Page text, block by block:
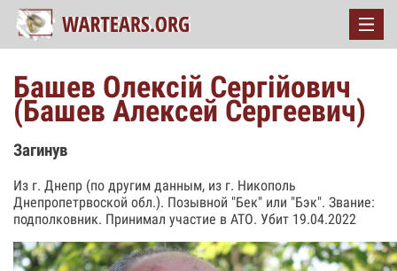
Башев Олексій Сергійович
(Башев Алексей Сергеевич)
Загинув
Из г. Днепр (по другим данным, из г. Никополь
Днепропетрвоской обл.). Позывной "Бек" или "Бэк". Звание:
подполковник. Принимал участие в АТО. Убит 19.04.2022